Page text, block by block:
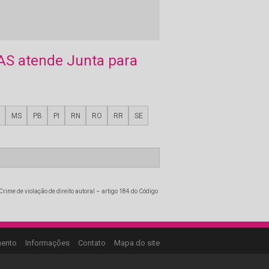
Junta Trocador Calor
Retentor de borracha vedação
Retentores de borracha para
atende Junta para
MS PB PI RN RO RR SE
de violação de direito autoral – artigo 184 do Código
Informações Contato Mapa do site